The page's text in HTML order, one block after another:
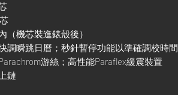
（機芯裝進錶殼後）
調瞬跳日曆；秒針暫停功能以準確調校時間
游絲；高性能Paraflex緩震裝置
鏈